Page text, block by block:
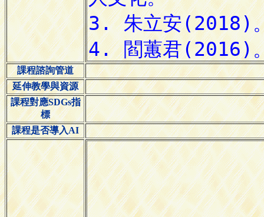
課程諮詢管道
延伸教學與資源
課程對應SDGs指
標
課程是否導入AI